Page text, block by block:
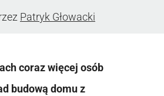
Patryk Głowacki
coraz więcej osób
budową domu z